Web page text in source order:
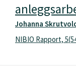
Johanna
NIBIO Rapport,